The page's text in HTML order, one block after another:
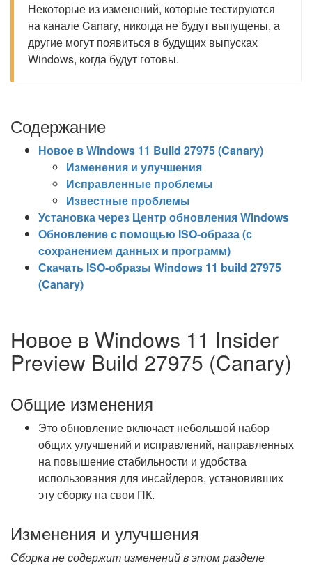
Некоторые из изменений, которые тестируются
на канале Canary, никогда не будут выпущены, а
другие могут появиться в будущих выпусках
Windows, когда будут готовы.
Содержание
Новое в Windows 11 Build 27975 (Canary)
Изменения и улучшения
Исправленные проблемы
Известные проблемы
Установка через Центр обновления Windows
Обновление с помощью ISO-образа (с
сохранением данных и программ)
Скачать ISO-образы Windows 11 build 27975
(Canary)
Новое в Windows 11 Insider
Preview Build 27975 (Canary)
Общие изменения
Это обновление включает небольшой набор
общих улучшений и исправлений, направленных
на повышение стабильности и удобства
использования для инсайдеров, установивших
эту сборку на свои ПК.
Изменения и улучшения
Сборка не содержит изменений в этом разделе